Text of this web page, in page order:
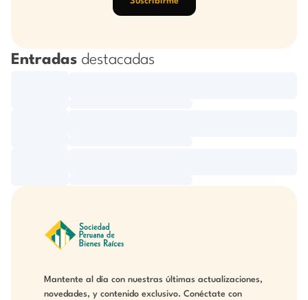
Entradas destacadas
Mantente al día con nuestras últimas actualizaciones,
novedades, y contenido exclusivo. Conéctate con